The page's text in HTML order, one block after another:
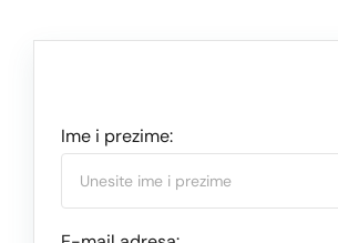
Ime i prezime: